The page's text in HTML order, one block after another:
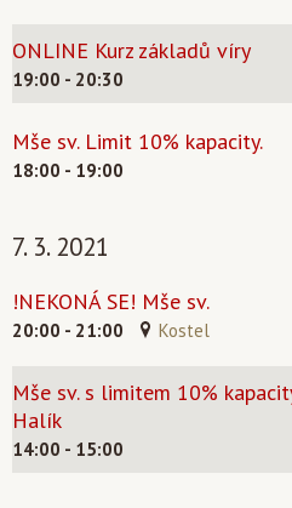
ONLINE Kurz základů víry
19:00 - 20:30
Mše sv. Limit 10% kapacity.
18:00 - 19:00
7. 3. 2021
!NEKONÁ SE! Mše sv.
20:00 - 21:00 Kostel
Mše sv. s limitem 10%
Halík
14:00 - 15:00